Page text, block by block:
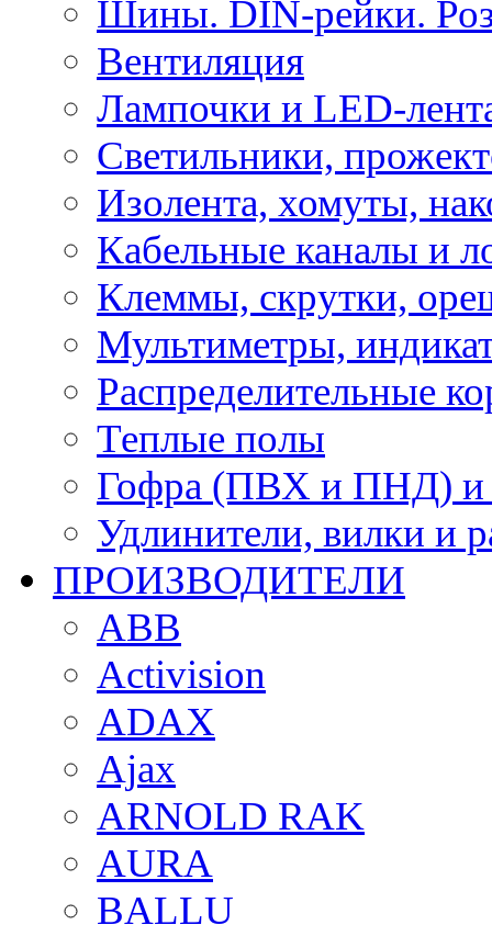
Шины. DIN-рейки.
Вентиляция
Лампочки и LED-
Светильники,
Изолента, хомуты,
Кабельные каналы и
Клеммы, скрутки,
Мультиметры,
Распределительные
Теплые полы
Гофра (ПВХ и ПНД) и
Удлинители, вилки и
ПРОИЗВОДИТЕЛИ
ABB
Activision
ADAX
Ajax
ARNOLD RAK
AURA
BALLU